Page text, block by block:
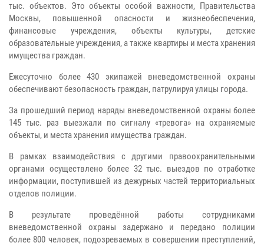
тыс. объектов. Это объекты особой важности, Правительства
Москвы, повышенной опасности и жизнеобеспечения,
финансовые учреждения, объекты культуры, детские
образовательные учреждения, а также квартиры и места хранения
имущества граждан.
Ежесуточно более 430 экипажей вневедомственной охраны
обеспечивают безопасность граждан, патрулируя улицы города.
За прошедший период наряды вневедомственной охраны более
145 тыс. раз выезжали по сигналу «тревога» на охраняемые
объекты, и места хранения имущества граждан.
В рамках взаимодействия с другими правоохранительными
органами осуществлено более 32 тыс. выездов по отработке
информации, поступившей из дежурных частей территориальных
отделов полиции.
В результате проведённой работы сотрудниками
вневедомственной охраны задержано и передано полиции
более 800 человек, подозреваемых в совершении преступлений,